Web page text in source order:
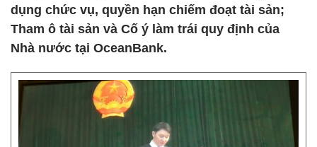
dụng chức vụ, quyền hạn chiếm đoạt tài sản;
Tham ô tài sản và Cố ý làm trái quy định của
Nhà nước tại OceanBank.